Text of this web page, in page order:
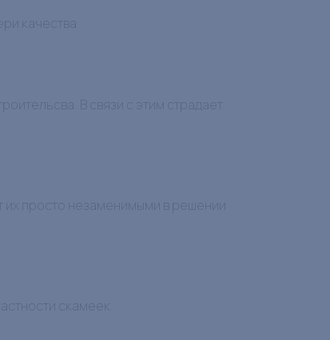
качества
В связи с этим страдает
просто незаменимыми в решении
скамеек